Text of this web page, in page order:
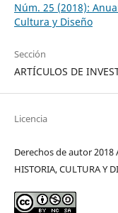
Núm. 25 (2018):
Cultura y Diseño
Sección
ARTÍCULOS DE
Licencia
Derechos de autor 2018
HISTORIA, CULTURA Y